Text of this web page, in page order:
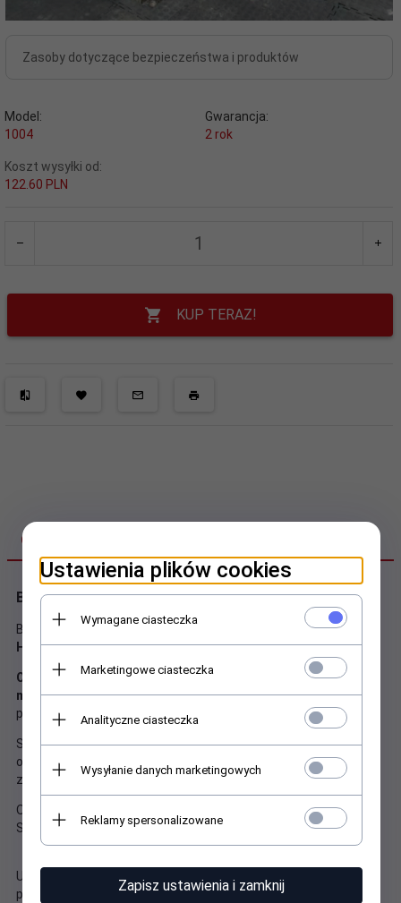
Zasoby dotyczące bezpieczeństwa i produktów
Model:
1004
Gwarancja:
2 rok
Koszt wysyłki od:
122.60 PLN
KUP TERAZ!
OPIS PRODUKTU
Bujak dinozaur
Bujak wykonany z bardzo wytrzymałego
tworzywa LLDPE lub
HDPE, barwionego w masie.
Odporne są na warunki atmosferyczne, uszkodzenia
mechaniczne, odbarwienia i promieniowanie UV.Uchwyty i
podnóżki
antypoślizgowe
Solidna konstrukcja, wygodne siedzisko oraz umieszczone w
odpowiedniej odległości uchwyty to najważniejsze cechy tej
zabawki.
Odporny na akty wandalizmu. Certyfikat jakości certyfikat TÜV
SÜD - na publiczne place zabaw.
Urządzenie kołyszące - korpus z uchwytami dla rąk i
podparciem dla nóg,
Ustawienia plików cookies
Wymagane ciasteczka
Marketingowe ciasteczka
Analityczne ciasteczka
Wysyłanie danych marketingowych
Reklamy spersonalizowane
Zapisz ustawienia i zamknij